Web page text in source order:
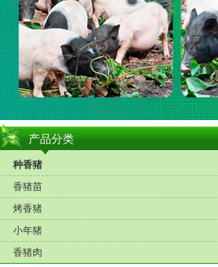
产品分类
种香猪
香猪苗
烤香猪
小年猪
香猪肉